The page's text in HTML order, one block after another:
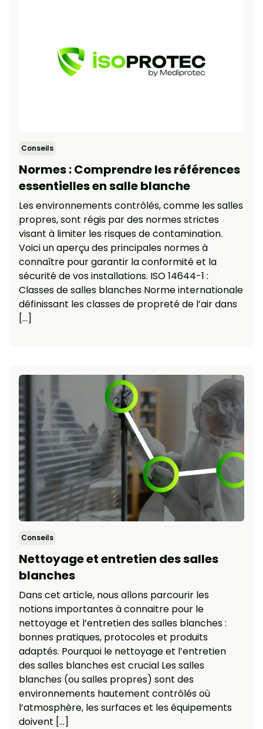
Conseils
Normes : Comprendre les références
essentielles en salle blanche
Les environnements contrôlés, comme les salles
propres, sont régis par des normes strictes
visant à limiter les risques de contamination.
Voici un aperçu des principales normes à
connaître pour garantir la conformité et la
sécurité de vos installations. ISO 14644-1 :
Classes de salles blanches Norme internationale
définissant les classes de propreté de l’air dans
[…]
Conseils
Nettoyage et entretien des salles
blanches
Dans cet article, nous allons parcourir les
notions importantes à connaitre pour le
nettoyage et l’entretien des salles blanches :
bonnes pratiques, protocoles et produits
adaptés. Pourquoi le nettoyage et l’entretien
des salles blanches est crucial Les salles
blanches (ou salles propres) sont des
environnements hautement contrôlés où
l’atmosphère, les surfaces et les équipements
doivent […]